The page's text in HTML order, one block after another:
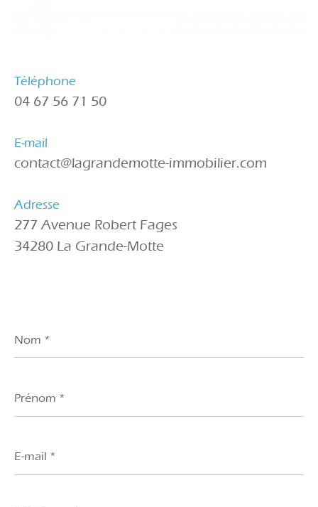
Téléphone
04 67 56 71 50
E-mail
contact@lagrandemotte-immobilier.com
Adresse
277 Avenue Robert Fages
34280 La Grande-Motte
*
*
mail
*